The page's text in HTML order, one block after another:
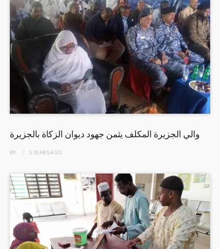
والي الجزيرة المكلف يثمن جهود ديوان الزكاة بالجزيرة
BY 5 YEARSAGO